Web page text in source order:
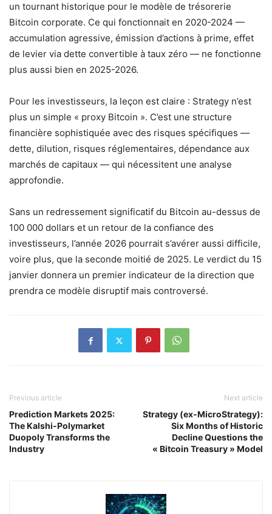
un tournant historique pour le modèle de trésorerie
Bitcoin corporate. Ce qui fonctionnait en 2020-2024 —
accumulation agressive, émission d’actions à prime, effet
de levier via dette convertible à taux zéro — ne fonctionne
plus aussi bien en 2025-2026.
Pour les investisseurs, la leçon est claire : Strategy n’est
plus un simple « proxy Bitcoin ». C’est une structure
financière sophistiquée avec des risques spécifiques —
dette, dilution, risques réglementaires, dépendance aux
marchés de capitaux — qui nécessitent une analyse
approfondie.
Sans un redressement significatif du Bitcoin au-dessus de
100 000 dollars et un retour de la confiance des
investisseurs, l’année 2026 pourrait s’avérer aussi difficile,
voire plus, que la seconde moitié de 2025. Le verdict du 15
janvier donnera un premier indicateur de la direction que
prendra ce modèle disruptif mais controversé.
Previous article
Prediction Markets 2025:
The Kalshi-Polymarket
Duopoly Transforms the
Industry
Next article
Strategy (ex-MicroStrategy):
Six Months of Historic
Decline Questions the
« Bitcoin Treasury » Model